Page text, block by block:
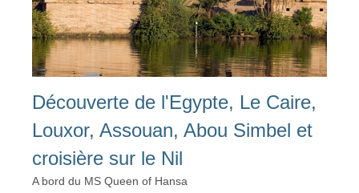
Découverte de l'Egypte, Le Caire,
Louxor, Assouan, Abou Simbel et
croisière sur le Nil
A bord du MS Queen of Hansa